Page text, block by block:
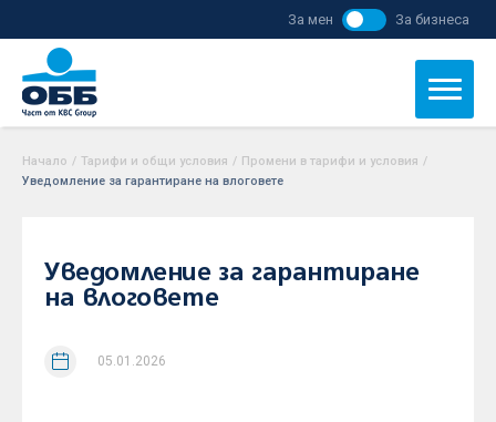
За мен За бизнеса
Начало / Тарифи и общи условия / Промени в тарифи и условия /
Уведомление за гарантиране на влоговете
Уведомление за гарантиране
на влоговете
05.01.2026